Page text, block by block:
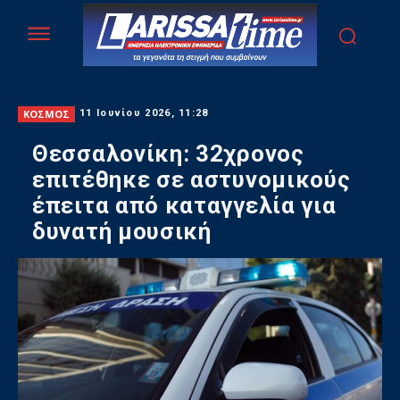
ΚΟΣΜΟΣ 11 Ιουνίου 2026, 11:28
Θεσσαλονίκη: 32χρονος
επιτέθηκε σε αστυνομικούς
έπειτα από καταγγελία για
δυνατή μουσική